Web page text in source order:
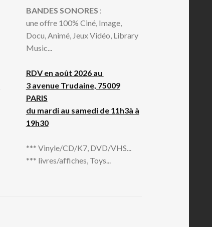
BANDES SONORES :
une offre 100% Ciné, Image,
Docu, Animé, Jeux Vidéo, Library
Music...
RDV en août 2026 au
3 avenue Trudaine, 75009
PARIS
du mardi au samedi de 11h3à à
19h30
*** Vinyle/CD/K7, DVD/VHS...
*** livres/affiches, Toys...